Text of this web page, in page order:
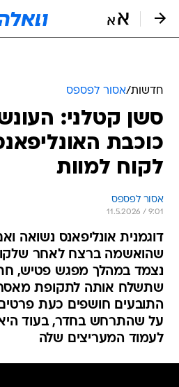
חדשות/אסור לפספס
סשן קטלני:
כוכבת
לקוח למוות
אסור לפספס
11.5.2026 / 9:01
דוגמנית אונליפאנס נשואה
שהואשמה ברצח לאחר שלקוח
נצמד במהלך מפגש פטיש,
שתשלח אותה לתקופת
התובעים חושפים כעת
על שהתרחש בחדר, בעוד
לעמוד המעריצים שלה